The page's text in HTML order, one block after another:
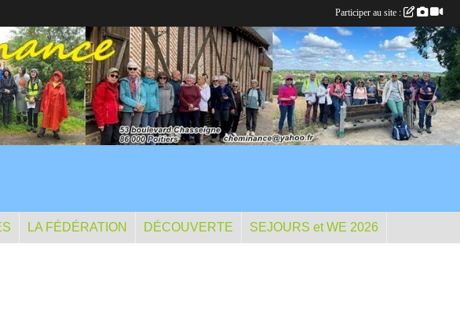
LA FÉDÉRATION DÉCOUVERTE SEJOURS et WE 2026
Participer au site :